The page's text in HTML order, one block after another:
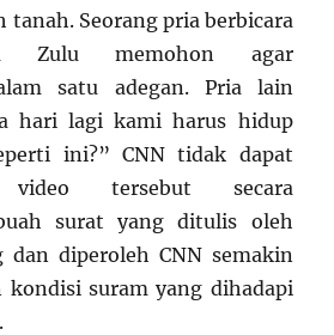
tanah. Seorang pria berbicara
Zulu memohon agar
satu adegan. Pria lain
hari lagi kami harus hidup
ini?” CNN tidak dapat
video tersebut secara
surat yang ditulis oleh
dan diperoleh CNN semakin
kondisi suram yang dihadapi